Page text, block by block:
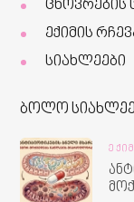
ცხოვრების
ექიმის
სიახლეები
ბოლო